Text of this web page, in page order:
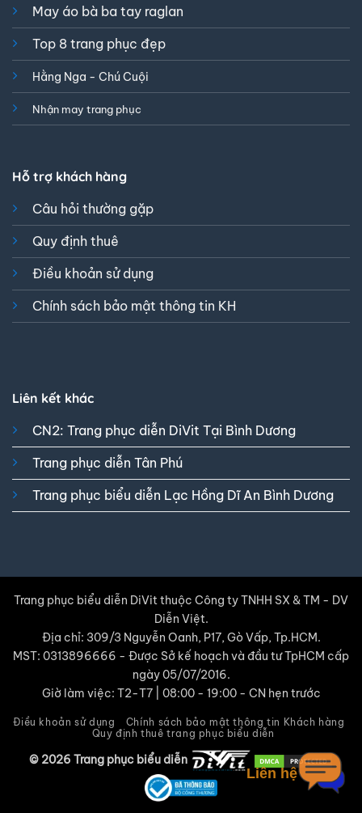
May áo bà ba tay raglan
Top 8 trang phục đẹp
Hằng Nga - Chú Cuội
Nhận may trang phục
Hỗ trợ khách hàng
Câu hỏi thường gặp
Quy định thuê
Điều khoản sử dụng
Chính sách bảo mật thông tin KH
Liên kết khác
CN2: Trang phục diễn DiVit Tại Bình Dương
Trang phục diễn Tân Phú
Trang phục biểu diễn Lạc Hồng Dĩ An Bình Dương
Trang phục biểu diễn DiVit thuộc Công ty TNHH SX & TM - DV
Diễn Việt.
Địa chỉ: 309/3 Nguyễn Oanh, P17, Gò Vấp, Tp.HCM.
MST: 0313896666 - Được Sở kế hoạch và đầu tư TpHCM cấp
ngày 05/07/2016.
Giờ làm việc: T2-T7 | 08:00 - 19:00 - CN hẹn trước
Điều khoản sử dụng
Chính sách bảo mật thông tin Khách hàng
Quy định thuê trang phục biểu diễn
© 2026 Trang phục biểu diễn
Liên hệ